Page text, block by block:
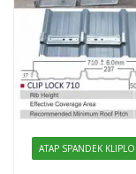
ATAP SPANDEK